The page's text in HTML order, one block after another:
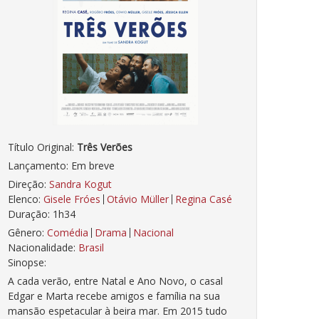
Título Original: Três Verões
Lançamento: Em breve
Direção: Sandra Kogut
Elenco: Gisele Fróes Otávio Müller Regina Casé
Duração: 1h34
Gênero: Comédia Drama Nacional
Nacionalidade: Brasil
Sinopse:
A cada verão, entre Natal e Ano Novo, o casal
Edgar e Marta recebe amigos e família na sua
mansão espetacular à beira mar. Em 2015 tudo